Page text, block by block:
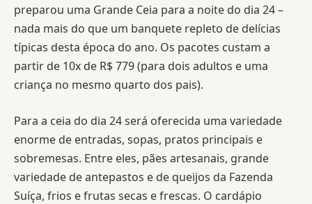
preparou uma Grande Ceia para a noite do dia 24 –
nada mais do que um banquete repleto de delícias
típicas desta época do ano. Os pacotes custam a
partir de 10x de R$ 779 (para dois adultos e uma
criança no mesmo quarto dos pais).
Para a ceia do dia 24 será oferecida uma variedade
enorme de entradas, sopas, pratos principais e
sobremesas. Entre eles, pães artesanais, grande
variedade de antepastos e de queijos da Fazenda
Suíça, frios e frutas secas e frescas. O cardápio